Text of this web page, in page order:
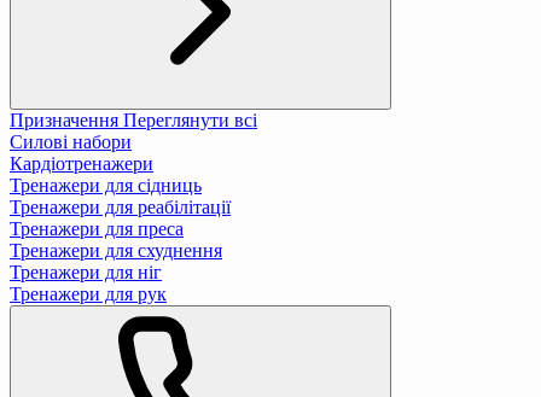
Призначення Переглянути всі
Силові набори
Кардіотренажери
Тренажери для сідниць
Тренажери для реабілітації
Тренажери для преса
Тренажери для схуднення
Тренажери для ніг
Тренажери для рук